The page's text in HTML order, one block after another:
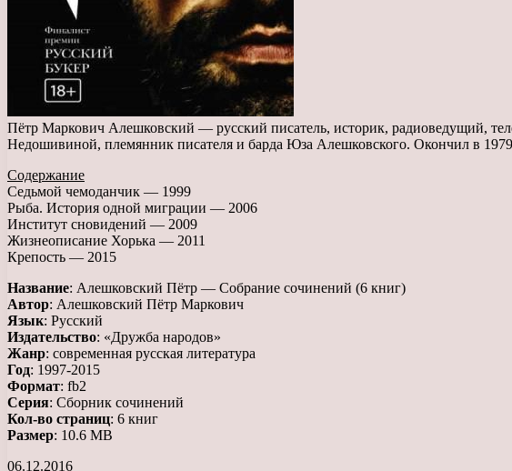
Пётр Маркович Алешковский — русский писатель, историк, радиоведущий,
Недошивиной, племянник писателя и барда Юза Алешковского. Окончил в
Содержание
Седьмой чемоданчик — 1999
Рыба. История одной миграции — 2006
Институт сновидений — 2009
Жизнеописание Хорька — 2011
Крепость — 2015
Название: Алешковский Пётр — Собрание сочинений (6 книг)
Автор: Алешковский Пётр Маркович
Язык: Русский
Издательство: «Дружба народов»
Жанр: современная русская литература
Год: 1997-2015
Формат: fb2
Серия: Сборник сочинений
Кол-во страниц: 6 книг
Размер: 10.6 MB
06.12.2016